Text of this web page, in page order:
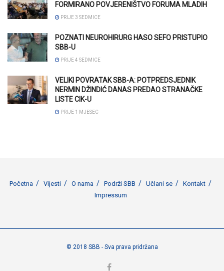
FORMIRANO POVJERENIŠTVO FORUMA MLADIH
PRIJE 3 SEDMICE
POZNATI NEUROHIRURG HASO SEFO PRISTUPIO
SBB-U
PRIJE 4 SEDMICE
VELIKI POVRATAK SBB-A: POTPREDSJEDNIK
NERMIN DŽINDIĆ DANAS PREDAO STRANAČKE
LISTE CIK-U
PRIJE 1 MJESEC
Početna Vijesti O nama Podrži SBB Učlani se
Kontakt
Impressum
© 2018 SBB - Sva prava pridržana